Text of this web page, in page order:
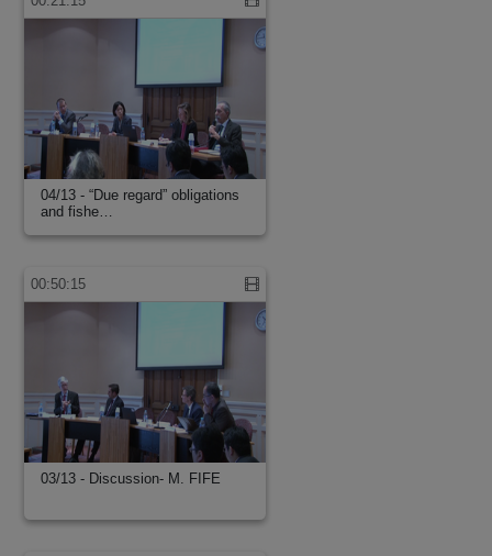
04/13 - “Due regard” obligations
and fishe…
00:50:15
03/13 - Discussion- M. FIFE